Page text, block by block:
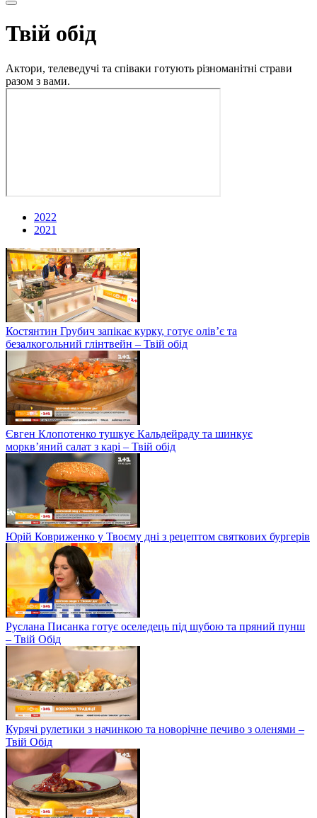
Твій обід
Актори, телеведучі та співаки готують різноманітні страви
разом з вами.
2022
2021
Костянтин Грубич запікає курку, готує олів’є та
безалкогольний глінтвейн – Твій обід
Євген Клопотенко тушкує Кальдейраду та шинкує
моркв’яний салат з карі – Твій обід
Юрій Ковриженко у Твоєму дні з рецептом святкових бургерів
Руслана Писанка готує оселедець під шубою та пряний пунш
– Твій Обід
Курячі рулетики з начинкою та новорічне печиво з оленями –
Твій Обід